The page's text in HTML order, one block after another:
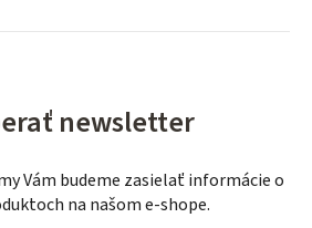
c
p
r
v
k
v
inewsletter
Vám budeme zasielať informácie o
na našom e-shope.